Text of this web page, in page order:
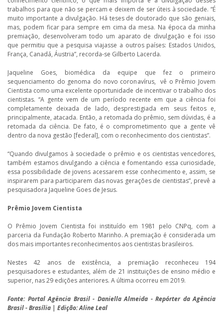
trabalhos para que não se percam e deixem de ser úteis à sociedade. “É
muito importante a divulgação. Há teses de doutorado que são geniais,
mas, podem ficar para sempre em cima da mesa. Na época da minha
premiação, desenvolveram todo um aparato de divulgação e foi isso
que permitiu que a pesquisa viajasse a outros países: Estados Unidos,
França, Canadá, Áustria”, recorda-se Gilberto Lacerda.
Jaqueline Goes, biomédica da equipe que fez o primeiro
sequenciamento do genoma do novo coronavírus, vê o Prêmio Jovem
Cientista como uma excelente oportunidade de incentivar o trabalho dos
cientistas. “A gente vem de um período recente em que a ciência foi
completamente deixada de lado, desprestigiada em seus feitos e,
principalmente, atacada. Então, a retomada do prêmio, sem dúvidas, é a
retomada da ciência. De fato, é o comprometimento que a gente vê
dentro da nova gestão [federal], com o reconhecimento dos cientistas”.
“Quando divulgamos à sociedade o prêmio e os cientistas vencedores,
também estamos divulgando a ciência e fomentando essa curiosidade,
essa possibilidade de jovens acessarem esse conhecimento e, assim, se
inspirarem para participarem das novas gerações de cientistas”, prevê a
pesquisadora Jaqueline Goes de Jesus.
Prêmio Jovem Cientista
O Prêmio Jovem Cientista foi instituído em 1981 pelo CNPq, com a
parceria da Fundação Roberto Marinho. A premiação é considerada um
dos mais importantes reconhecimentos aos cientistas brasileiros.
Nestes 42 anos de existência, a premiação reconheceu 194
pesquisadores e estudantes, além de 21 instituições de ensino médio e
superior, nas 29 edições anteriores. A última ocorreu em 2019.
Fonte: Portal Agência Brasil - Daniella Almeida - Repórter da Agência
Brasil - Brasília | Edição: Aline Leal